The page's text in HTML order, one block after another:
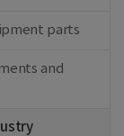
parts
and